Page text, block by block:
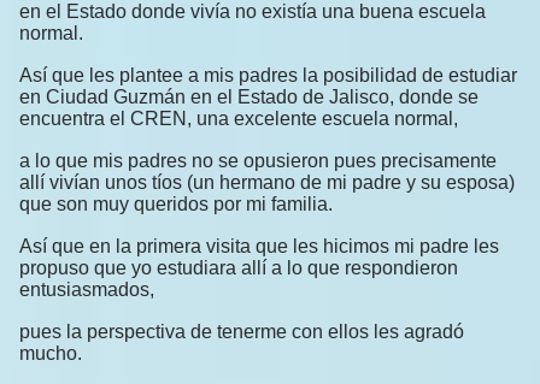
en el Estado donde vivía no existía una buena escuela
normal.
Así que les plantee a mis padres la posibilidad de estudiar
en Ciudad Guzmán en el Estado de Jalisco, donde se
encuentra el CREN, una excelente escuela normal,
a lo que mis padres no se opusieron pues precisamente
allí vivían unos tíos (un hermano de mi padre y su esposa)
que son muy queridos por mi familia.
Así que en la primera visita que les hicimos mi padre les
propuso que yo estudiara allí a lo que respondieron
entusiasmados,
pues la perspectiva de tenerme con ellos les agradó
mucho.